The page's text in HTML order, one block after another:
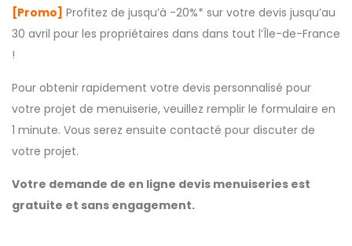
[Promo] Profitez de jusqu’à -20%* sur votre devis jusqu’au
30 avril pour les propriétaires dans dans tout l’Île-de-France
!
Pour obtenir rapidement votre devis personnalisé pour
votre projet de menuiserie, veuillez remplir le formulaire en
1 minute. Vous serez ensuite contacté pour discuter de
votre projet.
Votre demande de en ligne devis menuiseries est
gratuite et sans engagement.